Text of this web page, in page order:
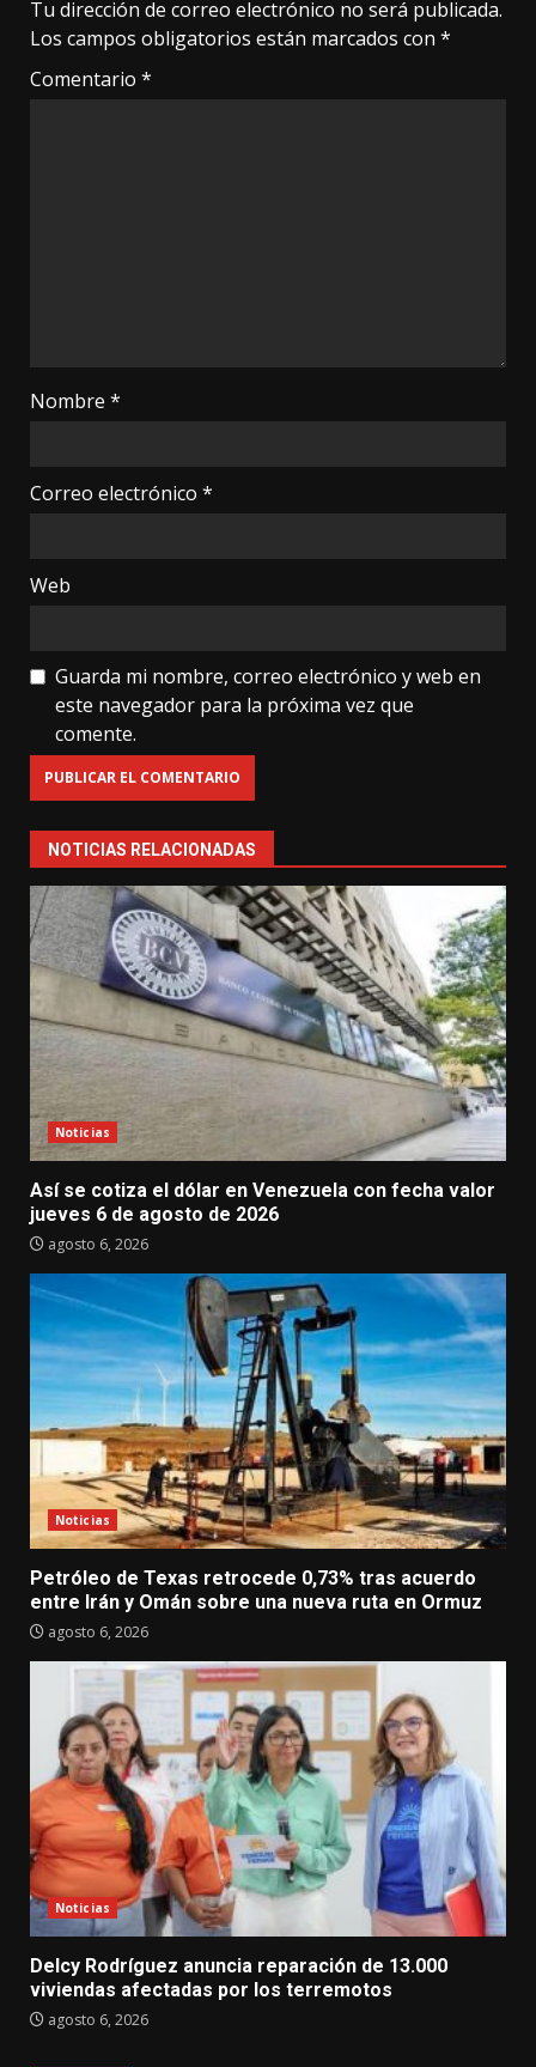
Tu dirección de correo electrónico no será publicada.
Los campos obligatorios están marcados con *
Comentario *
Nombre *
Correo electrónico *
Web
Guarda mi nombre, correo electrónico y web en
este navegador para la próxima vez que
comente.
NOTICIAS RELACIONADAS
Noticias
Así se cotiza el dólar en Venezuela con fecha valor
jueves 6 de agosto de 2026
agosto 6, 2026
Noticias
Petróleo de Texas retrocede 0,73% tras acuerdo
entre Irán y Omán sobre una nueva ruta en Ormuz
agosto 6, 2026
Noticias
Delcy Rodríguez anuncia reparación de 13.000
viviendas afectadas por los terremotos
agosto 6, 2026